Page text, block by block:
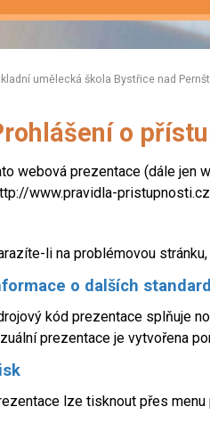
umělecká škola Bystřice nad
o
webová prezentace (dále jen
www.pravidla-
li na problémovou
o dalších
kód prezentace splňuje
prezentace je vytvořena
lze tisknout přes